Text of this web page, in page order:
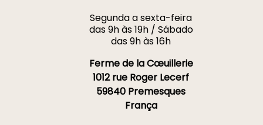
Segunda a sexta-feira
das 9h às 19h / Sábado
das 9h às 16h
Ferme de la Cœuillerie
1012 rue Roger Lecerf
59840 Premesques
França